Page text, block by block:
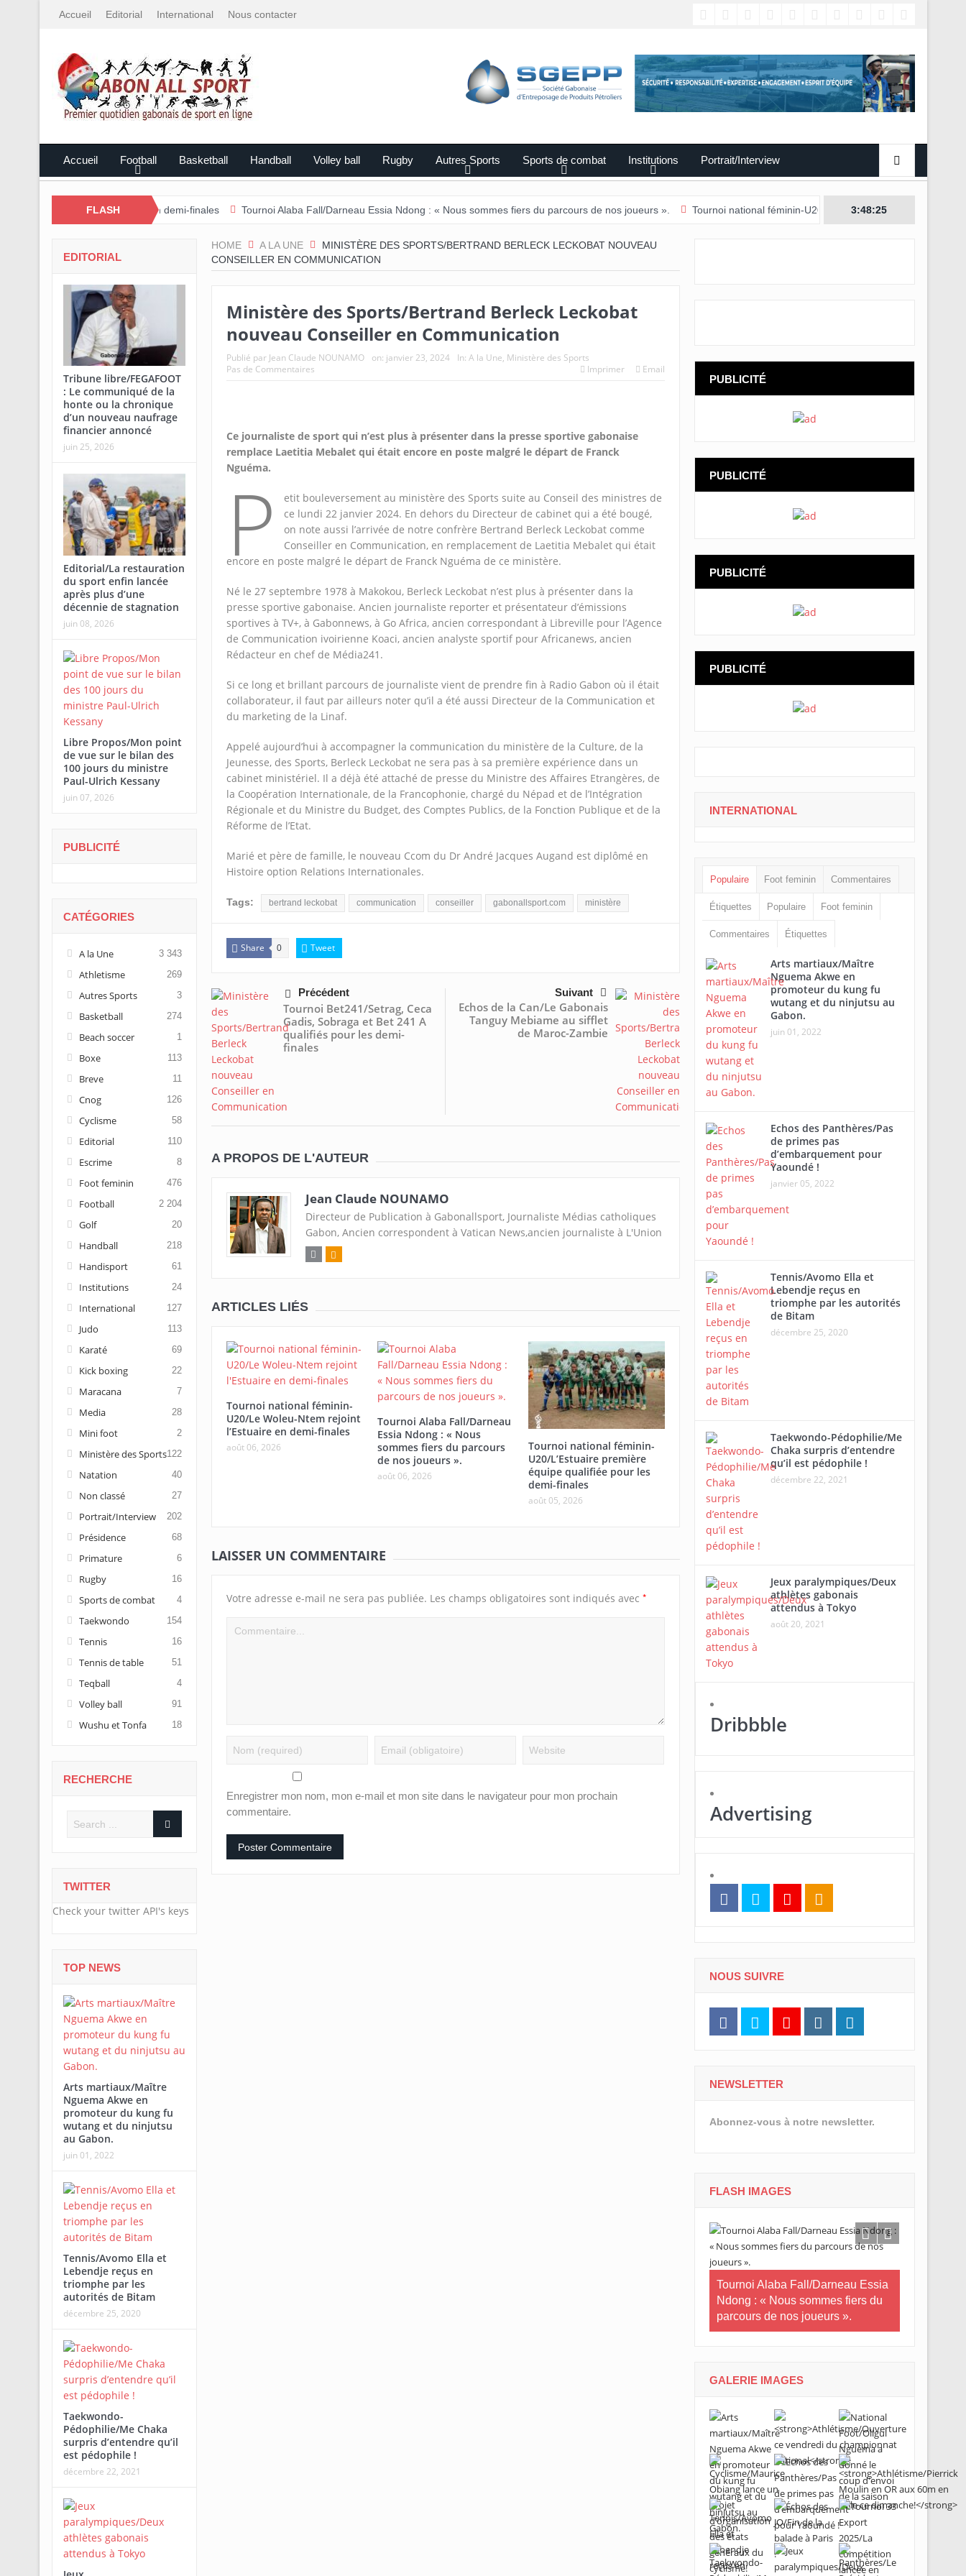
Accueil Editorial International Nous contacter
Accueil Football Basketball Handball Volley ball Rugby Autres Sports Sports de combat Institutions Portrait/Interview
FLASH
rejoint l’Estuaire en demi-finales Tournoi Alaba Fall/Darneau Essia Ndong : « Nous sommes fiers du parcours de nos joueurs ». Tournoi national féminin-U20/L’Estuaire première équipe qualifiée
3:48:26
HOME A LA UNE
MINISTÈRE DES SPORTS/BERTRAND BERLECK LECKOBAT NOUVEAU
CONSEILLER EN COMMUNICATION
Ministère des Sports/Bertrand Berleck Leckobat
nouveau Conseiller en Communication
Publié par Jean Claude NOUNAMO on: janvier 23, 2024 In: A la Une, Ministère des Sports
Pas de Commentaires
Imprimer Email
Ce journaliste de sport qui n’est plus à présenter dans la presse sportive gabonaise
remplace Laetitia Mebalet qui était encore en poste malgré le départ de Franck
Nguéma.
P
etit bouleversement au ministère des Sports suite au Conseil des ministres de
ce lundi 22 janvier 2024. En dehors du Directeur de cabinet qui a été bougé,
on note aussi l’arrivée de notre confrère Bertrand Berleck Leckobat comme
Conseiller en Communication, en remplacement de Laetitia Mebalet qui était
encore en poste malgré le départ de Franck Nguéma de ce ministère.
Né le 27 septembre 1978 à Makokou, Berleck Leckobat n’est plus à présenter dans la
presse sportive gabonaise. Ancien journaliste reporter et présentateur d’émissions
sportives à TV+, à Gabonnews, à Go Africa, ancien correspondant à Libreville pour l’Agence
de Communication ivoirienne Koaci, ancien analyste sportif pour Africanews, ancien
Rédacteur en chef de Média241.
Si ce long et brillant parcours de journaliste vient de prendre fin à Radio Gabon où il était
collaborateur, il faut par ailleurs noter qu’il a été aussi Directeur de la Communication et
du marketing de la Linaf.
Appelé aujourd’hui à accompagner la communication du ministère de la Culture, de la
Jeunesse, des Sports, Berleck Leckobat ne sera pas à sa première expérience dans un
cabinet ministériel. Il a déjà été attaché de presse du Ministre des Affaires Etrangères, de
la Coopération Internationale, de la Francophonie, chargé du Népad et de l’Intégration
Régionale et du Ministre du Budget, des Comptes Publics, de la Fonction Publique et de la
Réforme de l’Etat.
Marié et père de famille, le nouveau Ccom du Dr André Jacques Augand est diplômé en
Histoire option Relations Internationales.
Tags: bertrand leckobat communication conseiller gabonallsport.com ministère
Share 0 Tweet
Précédent
Tournoi Bet241/Setrag, Ceca
Gadis, Sobraga et Bet 241 A
qualifiés pour les demi-
finales
Suivant
Echos de la Can/Le Gabonais
Tanguy Mebiame au sifflet
de Maroc-Zambie
A PROPOS DE L'AUTEUR
Jean Claude NOUNAMO
Directeur de Publication à Gabonallsport, Journaliste Médias catholiques
Gabon, Ancien correspondent à Vatican News,ancien journaliste à L'Union
ARTICLES LIÉS
Tournoi national féminin-
U20/Le Woleu-Ntem rejoint
l’Estuaire en demi-finales
août 06, 2026
Tournoi Alaba Fall/Darneau
Essia Ndong : « Nous
sommes fiers du parcours
de nos joueurs ».
août 06, 2026
Tournoi national féminin-
U20/L’Estuaire première
équipe qualifiée pour les
demi-finales
août 05, 2026
LAISSER UN COMMENTAIRE
Votre adresse e-mail ne sera pas publiée. Les champs obligatoires sont indiqués avec *
Enregistrer mon nom, mon e-mail et mon site dans le navigateur pour mon prochain
commentaire.
EDITORIAL
Tribune libre/FEGAFOOT
: Le communiqué de la
honte ou la chronique
d’un nouveau naufrage
financier annoncé
juin 25, 2026
Editorial/La restauration
du sport enfin lancée
après plus d’une
décennie de stagnation
juin 08, 2026
Libre Propos/Mon point
de vue sur le bilan des
100 jours du ministre
Paul-Ulrich Kessany
juin 07, 2026
PUBLICITÉ
CATÉGORIES
A la Une 3 343
Athletisme 269
Autres Sports 3
Basketball 274
Beach soccer 1
Boxe 113
Breve 11
Cnog 126
Cyclisme 58
Editorial 110
Escrime 8
Foot feminin 476
Football 2 204
Golf 20
Handball 218
Handisport 61
Institutions 24
International 127
Judo 113
Karaté 69
Kick boxing 22
Maracana 7
Media 28
Mini foot 2
Ministère des Sports122
Natation 40
Non classé 27
Portrait/Interview 202
Présidence 68
Primature 6
Rugby 16
Sports de combat 4
Taekwondo 154
Tennis 16
Tennis de table 51
Teqball 4
Volley ball 91
Wushu et Tonfa 18
RECHERCHE
TWITTER
Check your twitter API's keys
TOP NEWS
Arts martiaux/Maître
Nguema Akwe en
promoteur du kung fu
wutang et du ninjutsu
au Gabon.
juin 01, 2022
Tennis/Avomo Ella et
Lebendje reçus en
triomphe par les
autorités de Bitam
décembre 25, 2020
Taekwondo-
Pédophilie/Me Chaka
surpris d’entendre qu’il
est pédophile !
décembre 22, 2021
PUBLICITÉ
PUBLICITÉ
PUBLICITÉ
PUBLICITÉ
INTERNATIONAL
Populaire Foot feminin Commentaires
Étiquettes Populaire Foot feminin
Commentaires Étiquettes
Arts martiaux/Maître
Nguema Akwe en
promoteur du kung fu
wutang et du ninjutsu au
Gabon.
juin 01, 2022
Echos des Panthères/Pas
de primes pas
d’embarquement pour
Yaoundé !
janvier 05, 2022
Tennis/Avomo Ella et
Lebendje reçus en
triomphe par les autorités
de Bitam
décembre 25, 2020
Taekwondo-Pédophilie/Me
Chaka surpris d’entendre
qu’il est pédophile !
décembre 22, 2021
Jeux paralympiques/Deux
athlètes gabonais
attendus à Tokyo
août 20, 2021
Dribbble
Advertising
NOUS SUIVRE
NEWSLETTER
Abonnez-vous à notre newsletter.
FLASH IMAGES
Tournoi Alaba Fall/Darneau Essia
Ndong : « Nous sommes fiers du
parcours de nos joueurs ».
GALERIE IMAGES